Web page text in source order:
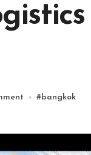
#bangkok